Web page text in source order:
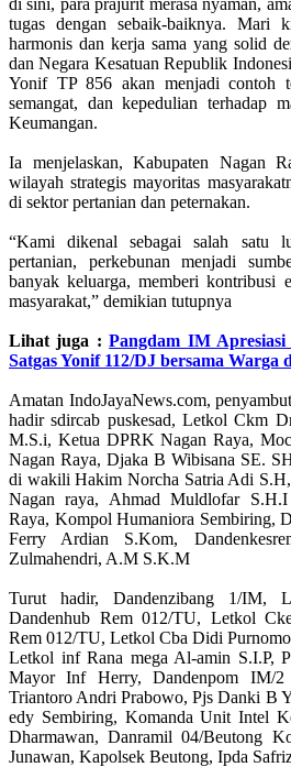
tugas dengan sebaik-baiknya. Mari
harmonis dan kerja sama yang solid
dan Negara Kesatuan Republik
Yonif TP 856 akan menjadi contoh
semangat, dan kepedulian terhadap
Keumangan.
Ia menjelaskan, Kabupaten Nagan
wilayah strategis mayoritas
di sektor pertanian dan peternakan.
“Kami dikenal sebagai salah satu
pertanian, perkebunan menjadi
banyak keluarga, memberi kontribusi
masyarakat,” demikian tutupnya
Lihat juga :Pangdam IM Apresiasi
Satgas Yonif 112/DJ bersama Warga
Amatan IndoJayaNews.com,
hadir sdircab puskesad, Letkol Ckm
M.S.i, Ketua DPRK Nagan Raya,
Nagan Raya, Djaka B Wibisana SE.
di wakili Hakim Norcha Satria Adi
Nagan raya, Ahmad Muldlofar
Raya, Kompol Humaniora Sembiring,
Ferry Ardian S.Kom,
Zulmahendri, A.M S.K.M
Turut hadir, Dandenzibang 1/IM,
Dandenhub Rem 012/TU, Letkol
Rem 012/TU, Letkol Cba Didi
Letkol inf Rana mega Al-amin S.I.P,
Mayor Inf Herry, Dandenpom IM/
Triantoro Andri Prabowo, Pjs Danki B
edy Sembiring, Komanda Unit Intel
Dharmawan, Danramil 04/Beutong
Junawan, Kapolsek Beutong, Ipda